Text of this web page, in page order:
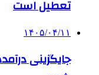
تعطیل است
۱۴۰۵/۰۴/۱۱
جایگزینی